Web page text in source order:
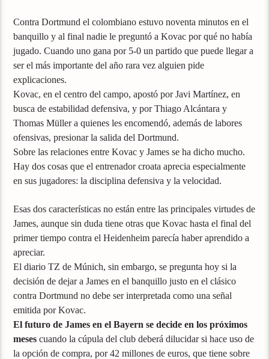
Contra Dortmund el colombiano estuvo noventa minutos en el
banquillo y al final nadie le preguntó a Kovac por qué no había
jugado. Cuando uno gana por 5-0 un partido que puede llegar a
ser el más importante del año rara vez alguien pide
explicaciones.
Kovac, en el centro del campo, apostó por Javi Martínez, en
busca de estabilidad defensiva, y por Thiago Alcántara y
Thomas Müller a quienes les encomendó, además de labores
ofensivas, presionar la salida del Dortmund.
Sobre las relaciones entre Kovac y James se ha dicho mucho.
Hay dos cosas que el entrenador croata aprecia especialmente
en sus jugadores: la disciplina defensiva y la velocidad.
Esas dos características no están entre las principales virtudes de
James, aunque sin duda tiene otras que Kovac hasta el final del
primer tiempo contra el Heidenheim parecía haber aprendido a
apreciar.
El diario TZ de Múnich, sin embargo, se pregunta hoy si la
decisión de dejar a James en el banquillo justo en el clásico
contra Dortmund no debe ser interpretada como una señal
emitida por Kovac.
El futuro de James en el Bayern se decide en los próximos
meses cuando la cúpula del club deberá dilucidar si hace uso de
la opción de compra, por 42 millones de euros, que tiene sobre